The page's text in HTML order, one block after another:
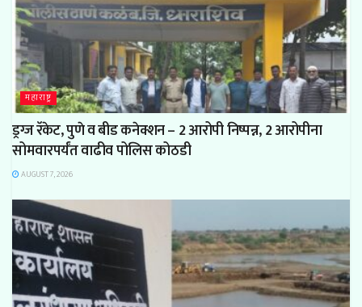
महाराष्ट्र
ड्रग्ज रॅकेट, पुणे व बीड कनेक्शन – 2 आरोपी निष्पन्न, 2 आरोपीना
सोमवारपर्यंत वाढीव पोलिस कोठडी
AUGUST 7, 2026